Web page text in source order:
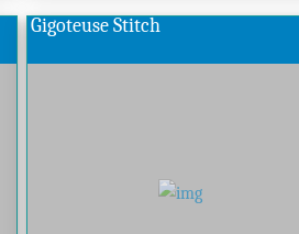
Gigoteuse Stitch